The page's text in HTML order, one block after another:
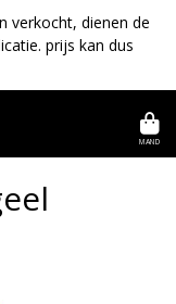
verkocht, dienen de
prijs kan dus
MAND